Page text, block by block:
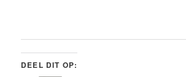
DEEL DIT OP: